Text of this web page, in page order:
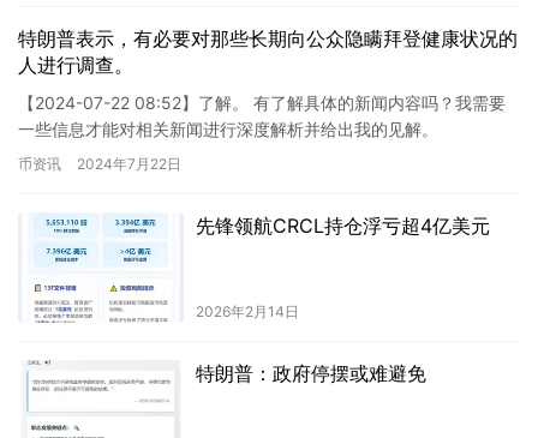
特朗普表示，有必要对那些长期向公众隐瞒拜登健康状况的
人进行调查。
【2024-07-22 08:52】了解。 有了解具体的新闻内容吗？我需要
一些信息才能对相关新闻进行深度解析并给出我的见解。
币资讯 2024年7月22日
先锋领航CRCL持仓浮亏超4亿美元
2026年2月14日
特朗普：政府停摆或难避免